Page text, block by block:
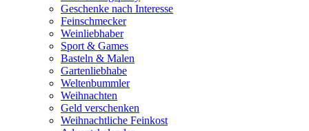
Geschenke nach Interesse
Feinschmecker
Weinliebhaber
Sport & Games
Basteln & Malen
Gartenliebhabe
Weltenbummler
Weihnachten
Geld verschenken
Weihnachtliche Feinkost